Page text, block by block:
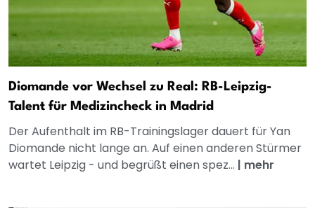
Diomande vor Wechsel zu Real: RB-Leipzig-
Talent für Medizincheck in Madrid
Der Aufenthalt im RB-Trainingslager dauert für Yan
Diomande nicht lange an. Auf einen anderen Stürmer
wartet Leipzig - und begrüßt einen spez... | mehr